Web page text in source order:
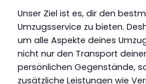
Unser Ziel ist es, dir den
Umzugsservice zu bieten.
um alle Aspekte deines
nicht nur den Transport deiner
persönlichen Gegenstände,
zusätzliche Leistungen wie